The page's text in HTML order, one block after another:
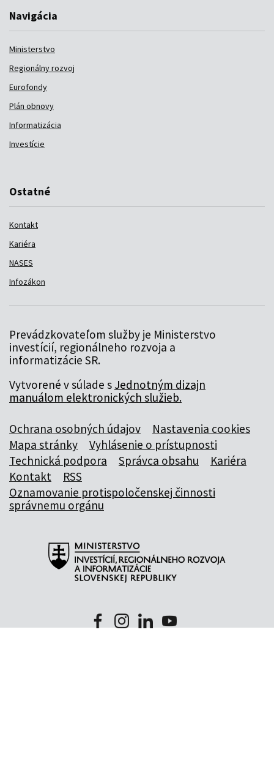
Navigácia
Ministerstvo
Regionálny rozvoj
Eurofondy
Plán obnovy
Informatizácia
Investície
Ostatné
Kontakt
Kariéra
NASES
Infozákon
Prevádzkovateľom služby je Ministerstvo
investícií, regionálneho rozvoja a
informatizácie SR.
Vytvorené v súlade s Jednotným dizajn
manuálom elektronických služieb.
Ochrana osobných údajov
Nastavenia cookies
Mapa stránky
Vyhlásenie o prístupnosti
Technická podpora
Správca obsahu
Kariéra
Kontakt
RSS
Oznamovanie protispoločenskej činnosti
správnemu orgánu